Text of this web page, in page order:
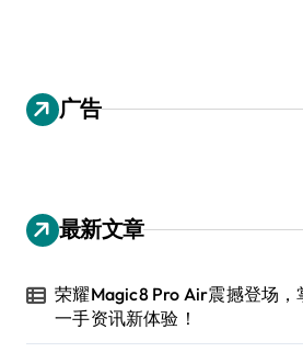
广告
最新文章
荣耀Magic8 Pro Air震撼登场，
一手资讯新体验！